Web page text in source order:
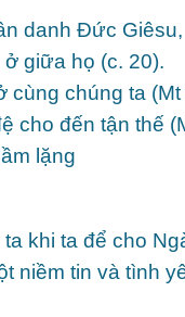
danh Đức Giêsu,
giữa họ (c. 20).
chúng ta (Mt
cho đến tận thế
lặng
khi ta để cho
niềm tin và tình